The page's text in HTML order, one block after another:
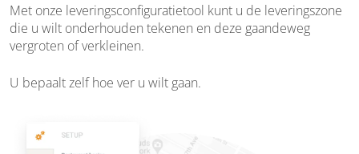
Met onze leveringsconfiguratietool kunt u de leveringszone
die u wilt onderhouden tekenen en deze gaandeweg
vergroten of verkleinen.
U bepaalt zelf hoe ver u wilt gaan.